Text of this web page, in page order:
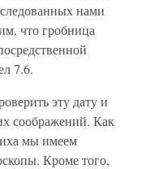
нами
что гробница
7.6.
эту дату и
соображений. Как
мы имеем
Кроме того,